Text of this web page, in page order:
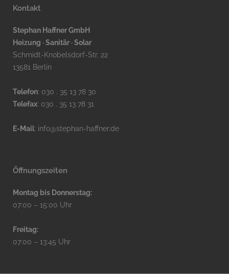
Kontakt
Stephan Haffner GmbH
Heizung · Sanitär · Solar
Schmidt-Knobelsdorf-Str. 22
13581 Berlin
Telefon: 030 . 35 13 78 30
Telefax: 030 . 35 13 78 31
E-Mail: info@stephan-haffner.de
Öffnungszeiten
Montag bis Donnerstag:
07:00 – 15:00 Uhr
Freitag:
07:00 – 13:45 Uhr